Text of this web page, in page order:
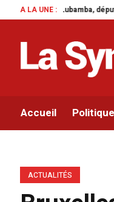
A LA UNE :félicite Louis
Accueil
ACTUALITÉS